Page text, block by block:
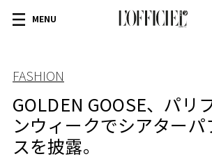
MENU
FASHION
GOLDEN GOOSE、パリ
ンウィークでシアターパ
スを披露。